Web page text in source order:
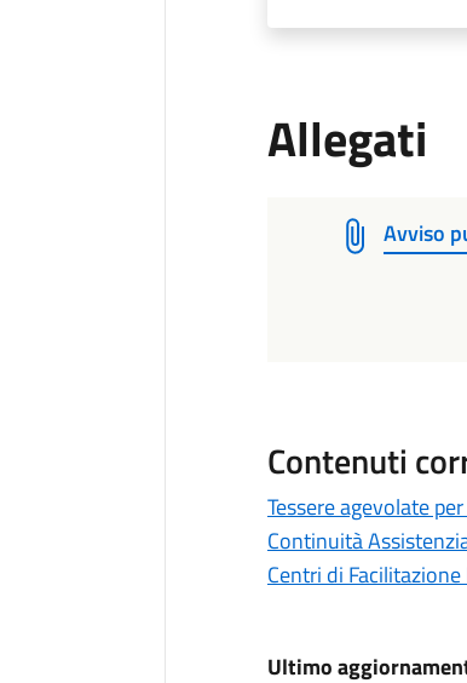
Allegati
Avviso
Contenuti
Tessere agevolate
Continuità
Centri di
Ultimo